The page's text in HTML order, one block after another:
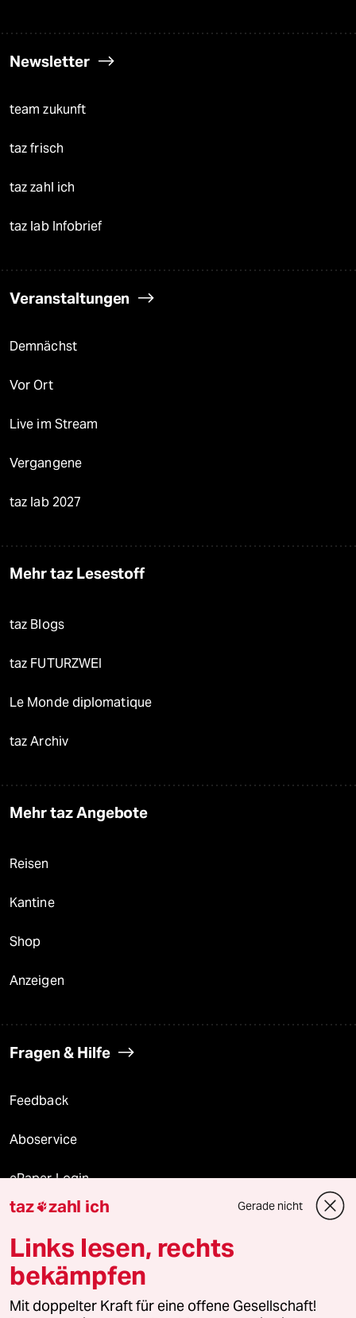
Newsletter
team zukunft
taz frisch
taz zahl ich
taz lab Infobrief
Veranstaltungen
Demnächst
Vor Ort
Live im Stream
Vergangene
taz lab 2027
Mehr taz Lesestoff
taz Blogs
taz FUTURZWEI
Le Monde diplomatique
taz Archiv
Mehr taz Angebote
Reisen
Kantine
Shop
Anzeigen
Fragen & Hilfe
Feedback
Aboservice
ePaper Login
Downloads für Abonnierende
© 2026 taz Verlags und Vertriebs GmbH
Alle Rechte vorbehalten. Bei rechtlichen Fragen oder für Genehmigungen
taz zahl ich Gerade nicht
Links lesen, rechts
bekämpfen
Mit doppelter Kraft für eine offene Gesellschaft!